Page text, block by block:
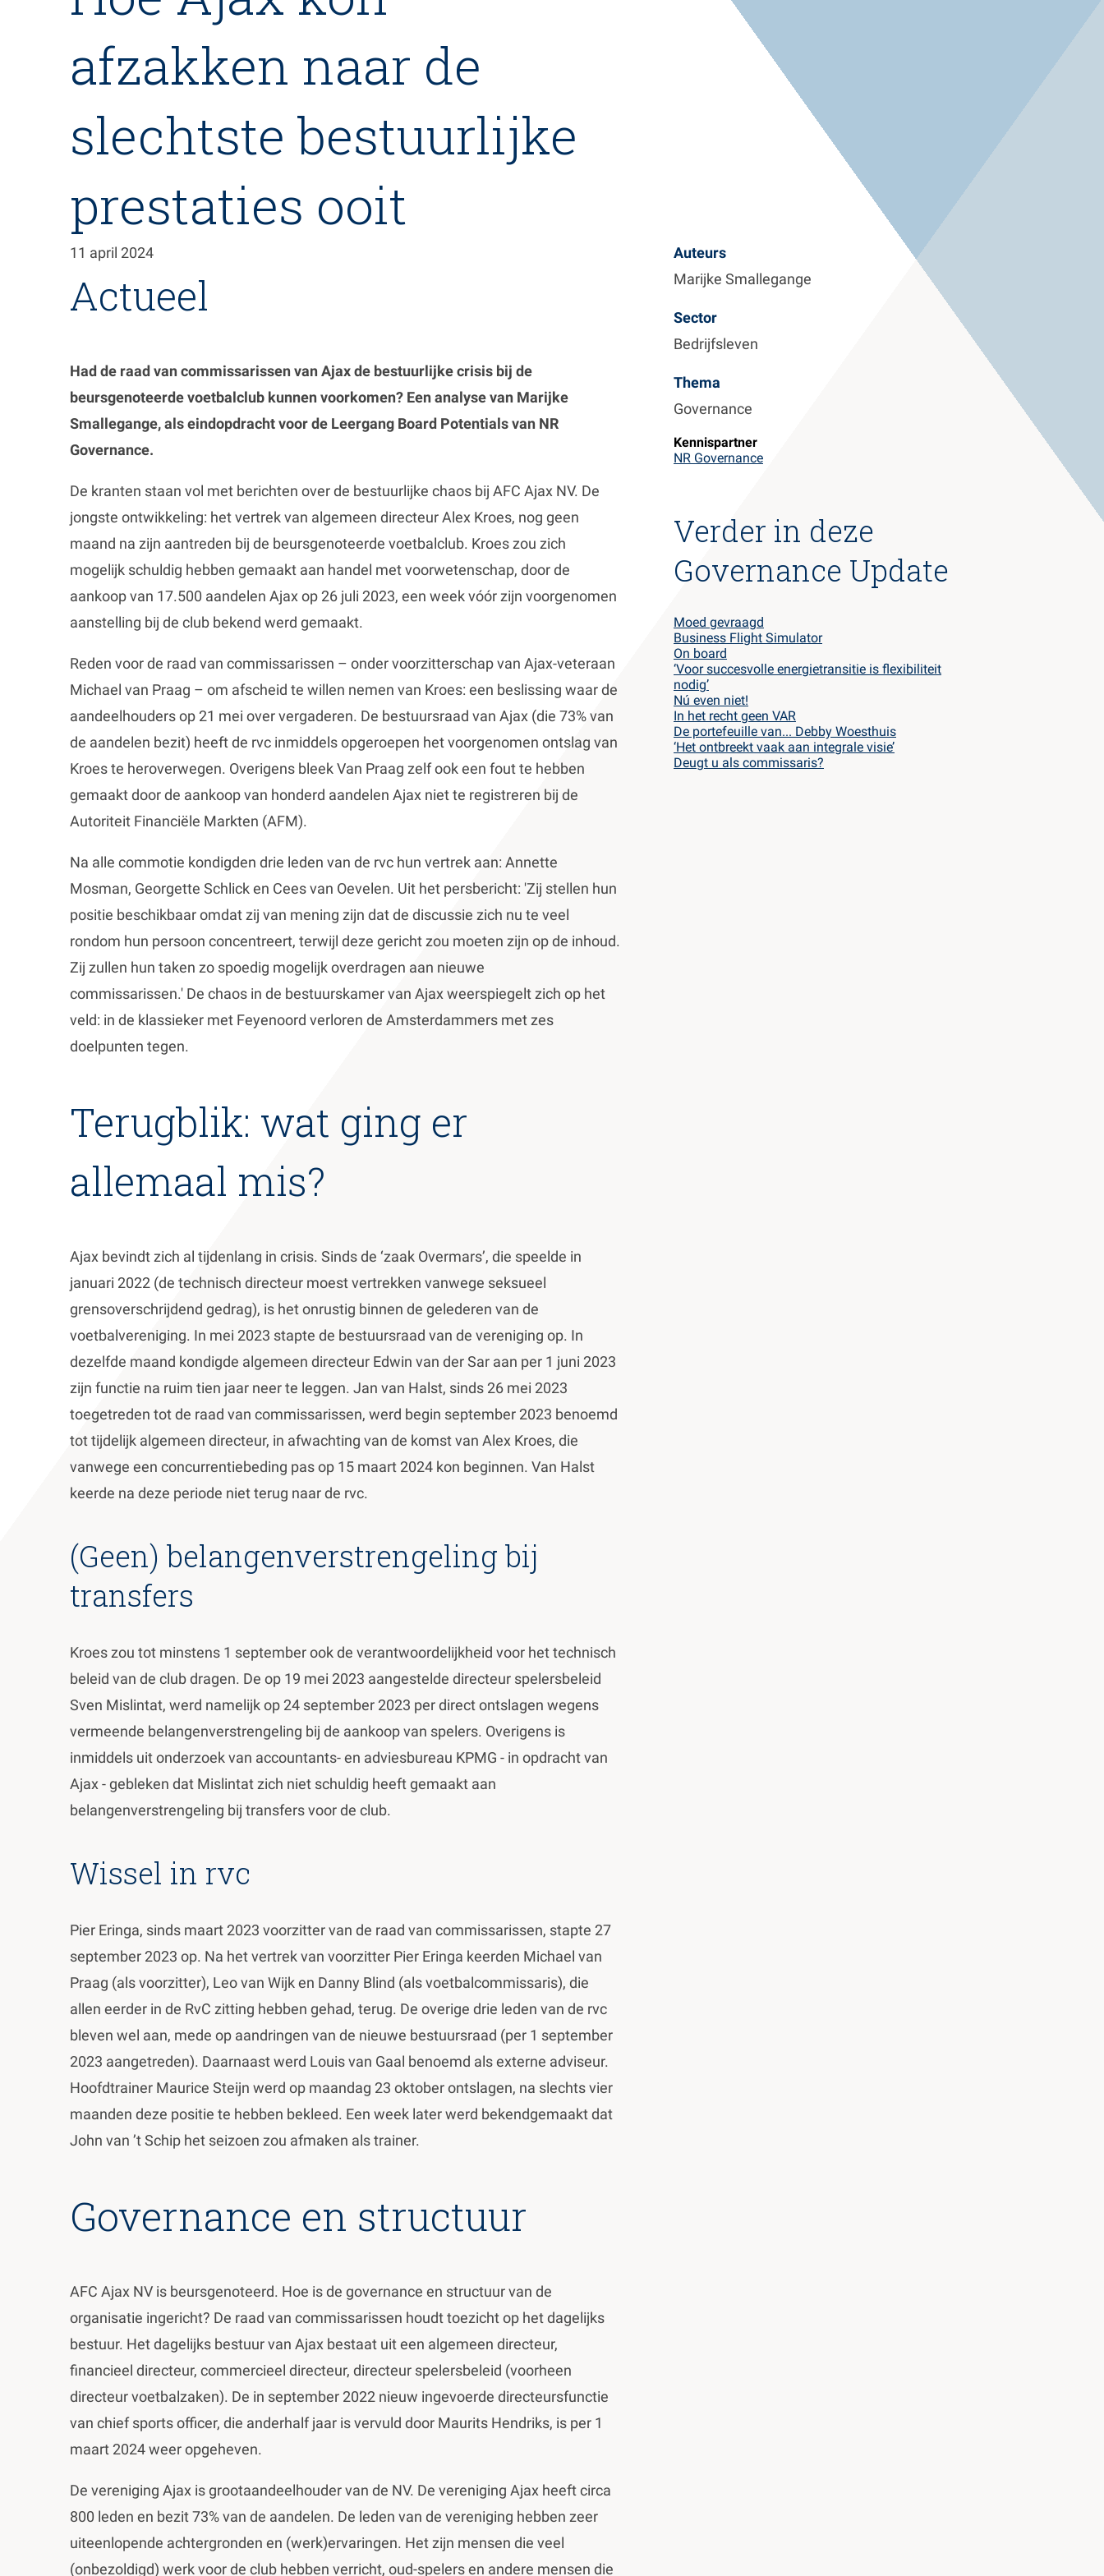
afzakken naar de
slechtste bestuurlijke
prestaties ooit
11 april 2024
Actueel
Had de raad van commissarissen van Ajax de bestuurlijke crisis bij de
beursgenoteerde voetbalclub kunnen voorkomen? Een analyse van Marijke
Smallegange, als eindopdracht voor de Leergang Board Potentials van NR
Governance.
De kranten staan vol met berichten over de bestuurlijke chaos bij AFC Ajax NV. De
jongste ontwikkeling: het vertrek van algemeen directeur Alex Kroes, nog geen
maand na zijn aantreden bij de beursgenoteerde voetbalclub. Kroes zou zich
mogelijk schuldig hebben gemaakt aan handel met voorwetenschap, door de
aankoop van 17.500 aandelen Ajax op 26 juli 2023, een week vóór zijn voorgenomen
aanstelling bij de club bekend werd gemaakt.
Reden voor de raad van commissarissen – onder voorzitterschap van Ajax-veteraan
Michael van Praag – om afscheid te willen nemen van Kroes: een beslissing waar de
aandeelhouders op 21 mei over vergaderen. De bestuursraad van Ajax (die 73% van
de aandelen bezit) heeft de rvc inmiddels opgeroepen het voorgenomen ontslag van
Kroes te heroverwegen. Overigens bleek Van Praag zelf ook een fout te hebben
gemaakt door de aankoop van honderd aandelen Ajax niet te registreren bij de
Autoriteit Financiële Markten (AFM).
Na alle commotie kondigden drie leden van de rvc hun vertrek aan: Annette
Mosman, Georgette Schlick en Cees van Oevelen. Uit het persbericht: 'Zij stellen hun
positie beschikbaar omdat zij van mening zijn dat de discussie zich nu te veel
rondom hun persoon concentreert, terwijl deze gericht zou moeten zijn op de inhoud.
Zij zullen hun taken zo spoedig mogelijk overdragen aan nieuwe
commissarissen.' De chaos in de bestuurskamer van Ajax weerspiegelt zich op het
veld: in de klassieker met Feyenoord verloren de Amsterdammers met zes
doelpunten tegen.
Terugblik: wat ging er
allemaal mis?
Ajax bevindt zich al tijdenlang in crisis. Sinds de ‘zaak Overmars’, die speelde in
januari 2022 (de technisch directeur moest vertrekken vanwege seksueel
grensoverschrijdend gedrag), is het onrustig binnen de gelederen van de
voetbalvereniging. In mei 2023 stapte de bestuursraad van de vereniging op. In
dezelfde maand kondigde algemeen directeur Edwin van der Sar aan per 1 juni 2023
zijn functie na ruim tien jaar neer te leggen. Jan van Halst, sinds 26 mei 2023
toegetreden tot de raad van commissarissen, werd begin september 2023 benoemd
tot tijdelijk algemeen directeur, in afwachting van de komst van Alex Kroes, die
vanwege een concurrentiebeding pas op 15 maart 2024 kon beginnen. Van Halst
keerde na deze periode niet terug naar de rvc.
(Geen) belangenverstrengeling bij
transfers
Kroes zou tot minstens 1 september ook de verantwoordelijkheid voor het technisch
beleid van de club dragen. De op 19 mei 2023 aangestelde directeur spelersbeleid
Sven Mislintat, werd namelijk op 24 september 2023 per direct ontslagen wegens
vermeende belangenverstrengeling bij de aankoop van spelers. Overigens is
inmiddels uit onderzoek van accountants- en adviesbureau KPMG - in opdracht van
Ajax - gebleken dat Mislintat zich niet schuldig heeft gemaakt aan
belangenverstrengeling bij transfers voor de club.
Wissel in rvc
Pier Eringa, sinds maart 2023 voorzitter van de raad van commissarissen, stapte 27
september 2023 op. Na het vertrek van voorzitter Pier Eringa keerden Michael van
Praag (als voorzitter), Leo van Wijk en Danny Blind (als voetbalcommissaris), die
allen eerder in de RvC zitting hebben gehad, terug. De overige drie leden van de rvc
bleven wel aan, mede op aandringen van de nieuwe bestuursraad (per 1 september
2023 aangetreden). Daarnaast werd Louis van Gaal benoemd als externe adviseur.
Hoofdtrainer Maurice Steijn werd op maandag 23 oktober ontslagen, na slechts vier
maanden deze positie te hebben bekleed. Een week later werd bekendgemaakt dat
John van ’t Schip het seizoen zou afmaken als trainer.
Governance en structuur
AFC Ajax NV is beursgenoteerd. Hoe is de governance en structuur van de
organisatie ingericht? De raad van commissarissen houdt toezicht op het dagelijks
bestuur. Het dagelijks bestuur van Ajax bestaat uit een algemeen directeur,
financieel directeur, commercieel directeur, directeur spelersbeleid (voorheen
directeur voetbalzaken). De in september 2022 nieuw ingevoerde directeursfunctie
van chief sports officer, die anderhalf jaar is vervuld door Maurits Hendriks, is per 1
maart 2024 weer opgeheven.
De vereniging Ajax is grootaandeelhouder van de NV. De vereniging Ajax heeft circa
800 leden en bezit 73% van de aandelen. De leden van de vereniging hebben zeer
uiteenlopende achtergronden en (werk)ervaringen. Het zijn mensen die veel
(onbezoldigd) werk voor de club hebben verricht, oud-spelers en andere mensen die
Auteurs
Marijke Smallegange
Sector
Bedrijfsleven
Thema
Governance
Kennispartner
NR Governance
Verder in deze
Governance Update
Moed gevraagd
Business Flight Simulator
On board
‘Voor succesvolle energietransitie is flexibiliteit
nodig’
Nú even niet!
In het recht geen VAR
De portefeuille van... Debby Woesthuis
‘Het ontbreekt vaak aan integrale visie’
Deugt u als commissaris?